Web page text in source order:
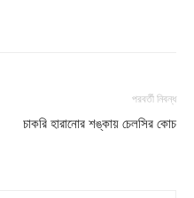
পরবর্তী নিবন্ধ
চাকরি হারানোর শঙ্কায় চেলসির কোচ